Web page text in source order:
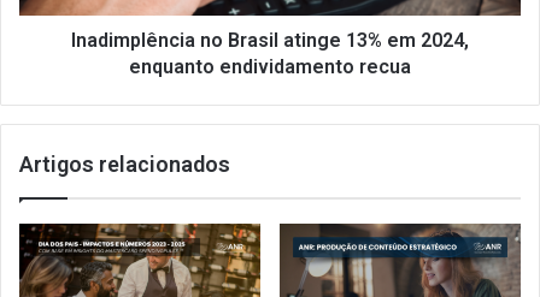
endividamento
Inadimplência no Brasil atinge 13% em 2024,
enquanto endividamento recua
Artigos relacionados